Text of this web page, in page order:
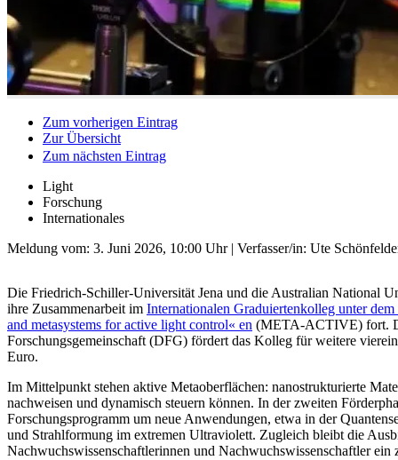
Zum vorherigen Eintrag
Zur Übersicht
Zum nächsten Eintrag
Light
Forschung
Internationales
Meldung vom: 3. Juni 2026, 10:00 Uhr| Verfasser/in: Ute
Die Friedrich-Schiller-Universität Jena und die Australian National
ihre Zusammenarbeit im Internationalen Graduiertenkolleg unter
and metasystems for active light control« en (META-ACTIVE) fort.
Forschungsgemeinschaft (DFG) fördert das Kolleg für weitere
Euro.
Im Mittelpunkt stehen aktive Metaoberflächen: nanostrukturierte
nachweisen und dynamisch steuern können. In der zweiten
Forschungsprogramm um neue Anwendungen, etwa in der
und Strahlformung im extremen Ultraviolett. Zugleich bleibt die
Nachwuchswissenschaftlerinnen und Nachwuchswissenschaftler ein